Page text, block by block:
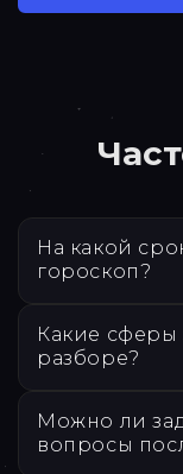
На какой
гороскоп?
Какие сферы
разборе?
Ваше Я:
Можно ли
вопросы